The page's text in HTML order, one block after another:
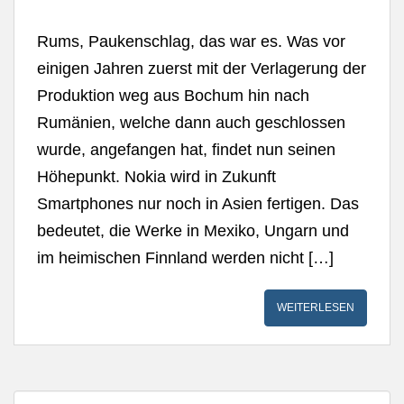
Rums, Paukenschlag, das war es. Was vor
einigen Jahren zuerst mit der Verlagerung der
Produktion weg aus Bochum hin nach
Rumänien, welche dann auch geschlossen
wurde, angefangen hat, findet nun seinen
Höhepunkt. Nokia wird in Zukunft
Smartphones nur noch in Asien fertigen. Das
bedeutet, die Werke in Mexiko, Ungarn und
im heimischen Finnland werden nicht […]
WEITERLESEN